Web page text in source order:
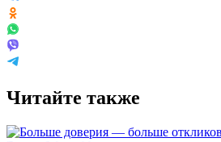
Читайте также